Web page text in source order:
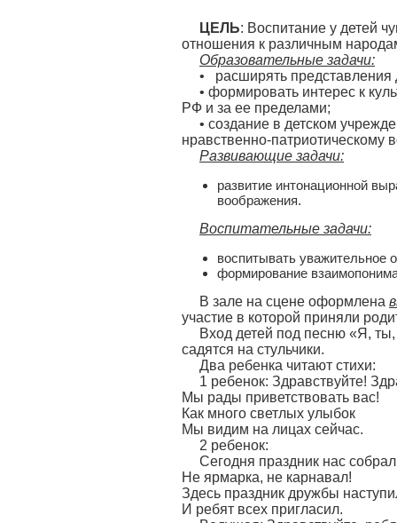
ЦЕЛЬ: Воспитание у детей
отношения к различным
Образовательные задачи:
• расширять представления
• формировать интерес к
РФ и за ее пределами;
• создание в детском
нравственно-патриотическому
Развивающие задачи:
развитие интонационной
воображения.
Воспитательные задачи:
воспитывать уважительное
формирование
В зале на сцене оформлена
участие в которой приняли
Вход детей под песню «Я,
садятся на стульчики.
Два ребенка читают стихи:
1 ребенок: Здравствуйте!
Мы рады приветствовать вас!
Как много светлых улыбок
Мы видим на лицах сейчас.
2 ребенок:
Сегодня праздник
Не ярмарка, не карнавал!
Здесь праздник дружбы
И ребят всех пригласил.